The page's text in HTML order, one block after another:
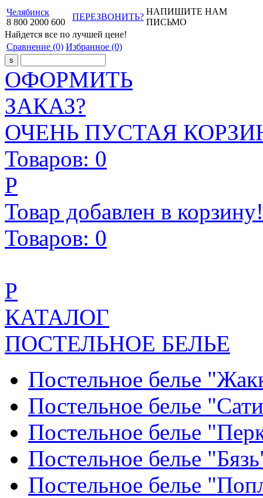
Челябинск
8 800 2000 600
ПЕРЕЗВОНИТЬ?
НАПИШИТЕ НАМ
ПИСЬМО
Найдется все по лучшей цене!
Сравнение (0) Избранное (0)
ОФОРМИТЬ
ЗАКАЗ?
ОЧЕНЬ ПУСТАЯ
Товаров: 0
Р
Товар добавлен в корзину!
Товаров: 0
Р
КАТАЛОГ
ПОСТЕЛЬНОЕ БЕЛЬЕ
Постельное белье
Постельное белье
Постельное белье
Постельное белье
Постельное белье